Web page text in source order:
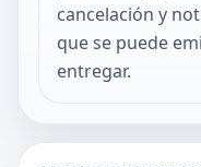
cancelación y
que se puede
entregar.